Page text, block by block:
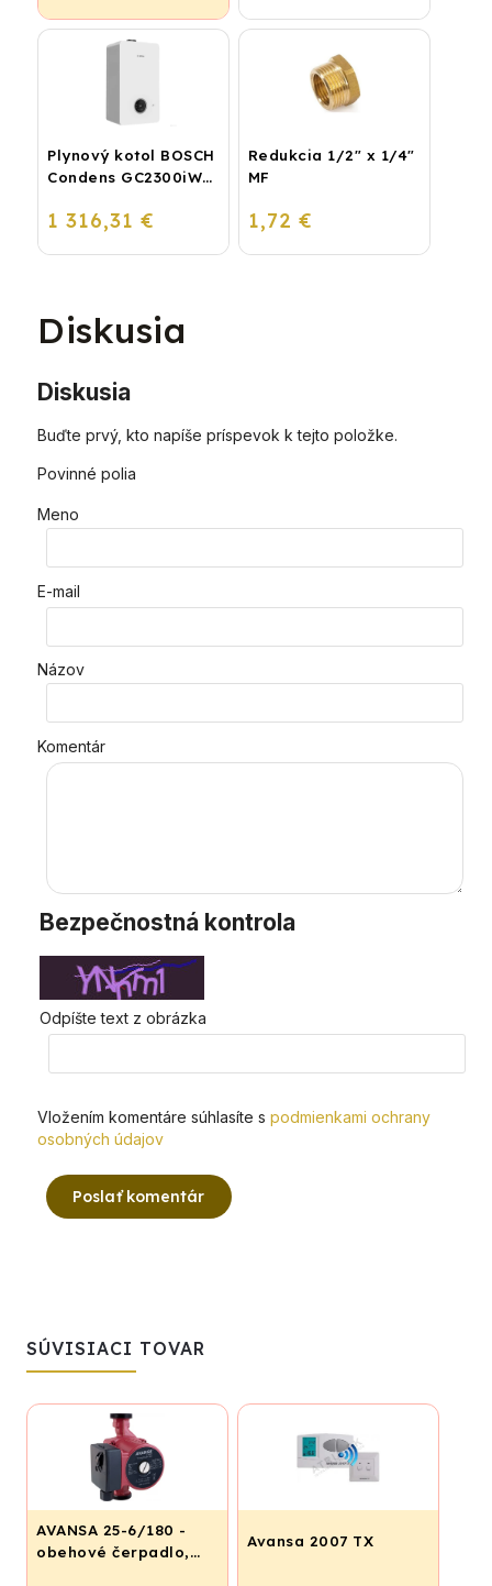
Plynový kotol BOSCH
Condens GC2300iW
kondenzačný
1 316,31 €
Redukcia 1/2" x 1/4"
MF
1,72 €
Diskusia
Diskusia
Buďte prvý, kto napíše príspevok k tejto položke.
Povinné polia
Meno
E-mail
Názov
Komentár
Bezpečnostná kontrola
Odpíšte text z obrázka
Vložením komentáre súhlasíte s podmienkami ochrany
osobných údajov
Poslať komentár
SÚVISIACI TOVAR
AVANSA 25-6/180 -
obehové čerpadlo,
Avansa 2007 TX